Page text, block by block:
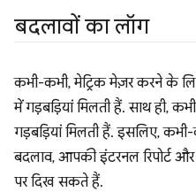
बदलावों का लॉग
कभी-कभी, मेट्रिक मेज़र करने के
में गड़बड़ियां मिलती हैं. साथ ही,
गड़बड़ियां मिलती हैं. इसलिए,
बदलाव, आपकी इंटरनल रिपोर्ट और
पर दिख सकते हैं.